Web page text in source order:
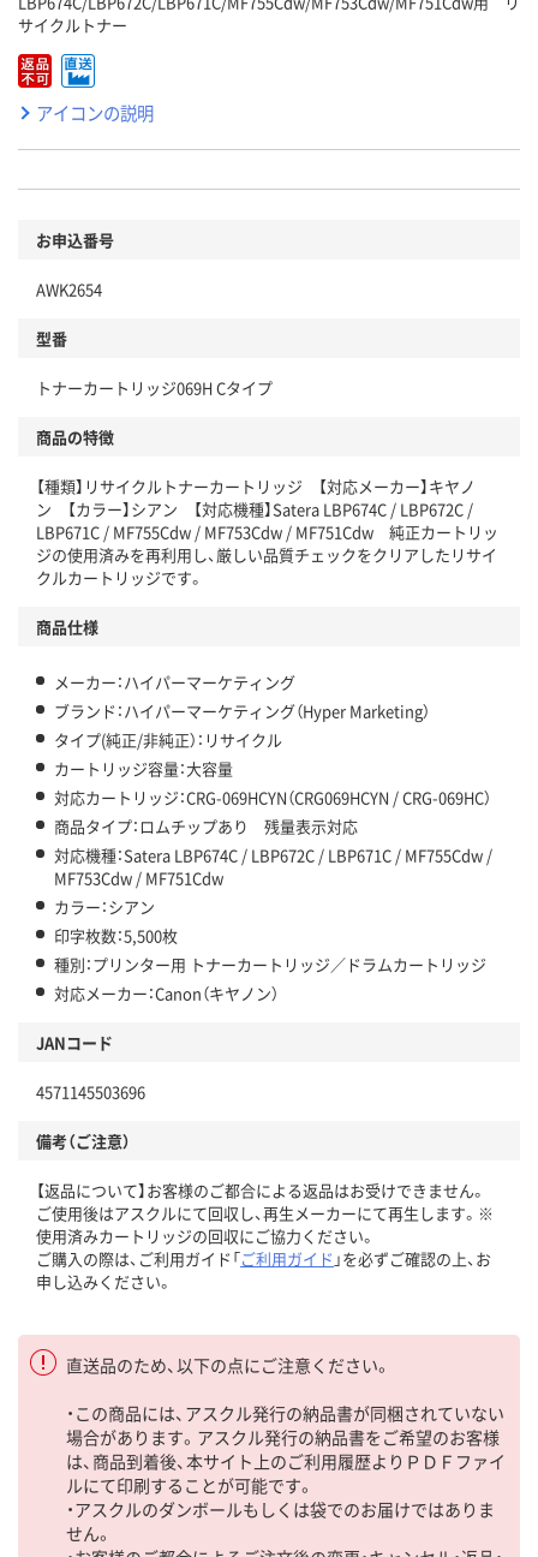
サイクルトナー
アイコンの説明
お申込番号
AWK2654
型番
トナーカートリッジ069H Cタイプ
商品の特徴
【種類】リサイクルトナーカートリッジ 【対応メーカー】キヤノ
ン 【カラー】シアン 【対応機種】Satera LBP674C / LBP672C /
LBP671C / MF755Cdw / MF753Cdw / MF751Cdw 純正カートリッ
ジの使用済みを再利用し、厳しい品質チェックをクリアしたリサイ
クルカートリッジです。
商品仕様
メーカー：ハイパーマーケティング
ブランド：ハイパーマーケティング（Hyper Marketing）
タイプ(純正/非純正）：リサイクル
カートリッジ容量：大容量
対応カートリッジ：CRG-069HCYN（CRG069HCYN / CRG-069HC）
商品タイプ：ロムチップあり 残量表示対応
対応機種：Satera LBP674C / LBP672C / LBP671C / MF755Cdw /
MF753Cdw / MF751Cdw
カラー：シアン
印字枚数：5,500枚
種別：プリンター用 トナーカートリッジ／ドラムカートリッジ
対応メーカー：Canon（キヤノン）
JANコード
4571145503696
備考（ご注意）
【返品について】お客様のご都合による返品はお受けできません。
ご使用後はアスクルにて回収し、再生メーカーにて再生します。※
使用済みカートリッジの回収にご協力ください。
ご購入の際は、ご利用ガイド「ご利用ガイド 」を必ずご確認の上、お
申し込みください。
直送品のため、以下の点にご注意ください。
・この商品には、アスクル発行の納品書が同梱されていない
場合があります。アスクル発行の納品書をご希望のお客様
は、商品到着後、本サイト上のご利用履歴よりＰＤＦファイ
ルにて印刷することが可能です。
・アスクルのダンボールもしくは袋でのお届けではありま
せん。